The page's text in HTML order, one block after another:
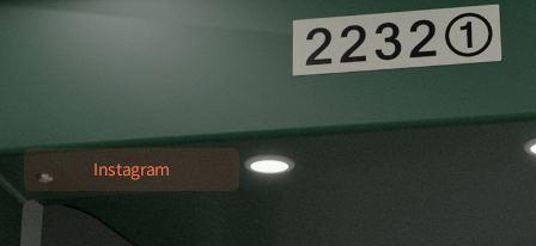
이력 및 경력
패키지 디자이너 대상 목업 모델링 강의 진행
Instagram